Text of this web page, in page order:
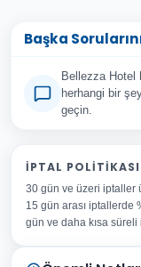
Başka
Bellezza Hotel
herhangi bir
geçin.
Adınız Soyadınız
E-posta
Konu
İPTAL POLITIKASI
30 gün ve üzeri iptaller
15 gün arası iptallerde
gün ve daha kısa süreli